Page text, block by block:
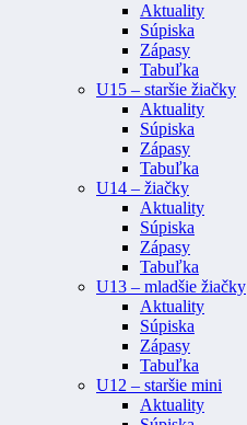
Aktuality
Súpiska
Zápasy
Tabuľka
U15 – staršie žiačky
Aktuality
Súpiska
Zápasy
Tabuľka
U14 – žiačky
Aktuality
Súpiska
Zápasy
Tabuľka
U13 – mladšie žiačky
Aktuality
Súpiska
Zápasy
Tabuľka
U12 – staršie mini
Aktuality